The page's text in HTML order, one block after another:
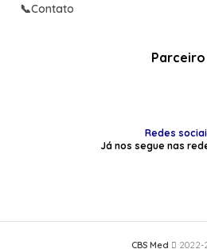
📞Contato
Parceiro
Redes
Já nos segue nas
CBS Med 2022-